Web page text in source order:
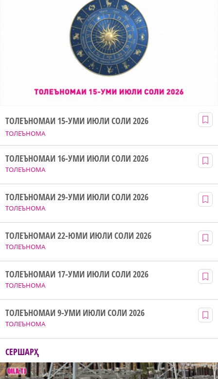
ТОЛЕЪНОМА
ТОЛЕЪНОМАИ 15-УМИ ИЮЛИ СОЛИ 2026
ТОЛЕЪНОМА
ТОЛЕЪНОМАИ 16-УМИ ИЮЛИ СОЛИ 2026
ТОЛЕЪНОМА
ТОЛЕЪНОМАИ 29-УМИ ИЮЛИ СОЛИ 2026
ТОЛЕЪНОМА
ТОЛЕЪНОМАИ 22-ЮМИ ИЮЛИ СОЛИ 2026
ТОЛЕЪНОМА
ТОЛЕЪНОМАИ 17-УМИ ИЮЛИ СОЛИ 2026
ТОЛЕЪНОМА
ТОЛЕЪНОМАИ 9-УМИ ИЮЛИ СОЛИ 2026
СЕРШАРҲ